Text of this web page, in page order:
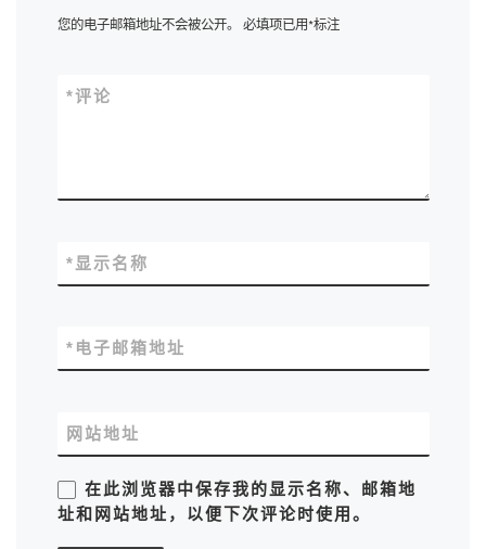
您的电子邮箱地址不会被公开。 必填项已用*标注
评论
*
显示名称
*
电子邮箱地址
*
网站地址
在此浏览器中保存我的显示名称、邮箱地
址和网站地址，以便下次评论时使用。